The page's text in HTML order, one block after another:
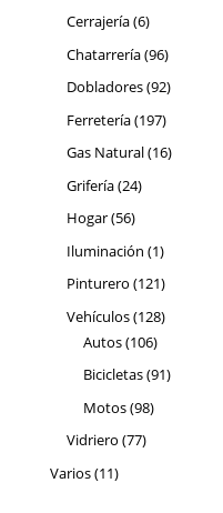
Cerrajería 66
productos
Chatarrería 9696
productos
Dobladores 9292
Ferretería 197197
productos
Gas Natural 1616
Grifería 2424
Hogar 5656
productos
Iluminación 11
producto
Pinturero 121121
productos
Vehículos 128128
Autos 106106
productos
Bicicletas 9191
Motos 9898
Vidriero 7777
Varios 1111